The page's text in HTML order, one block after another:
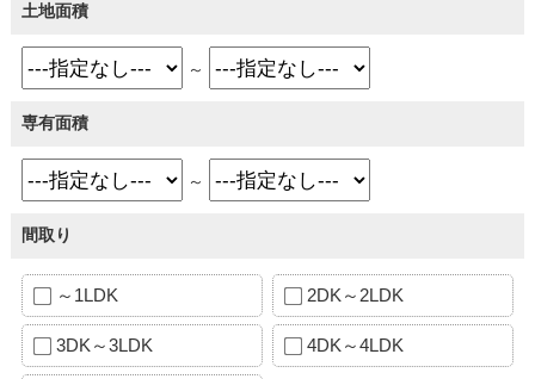
土地面積
～
専有面積
～
間取り
～1LDK 2DK～2LDK
3DK～3LDK 4DK～4LDK